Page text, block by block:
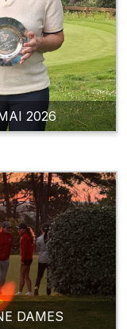
2026
DAMES